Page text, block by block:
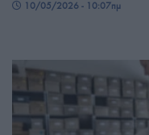
10/05/2026 - 10:07πμ